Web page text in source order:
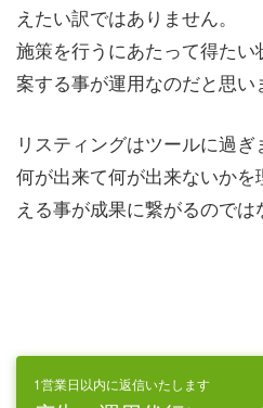
えたい訳ではありません。
施策を行うにあたって得た
案する事が運用なのだと思い
リスティングはツールに過ぎ
何が出来て何が出来ないか
える事が成果に繋がるのでは
1営業日以内に返信いたします